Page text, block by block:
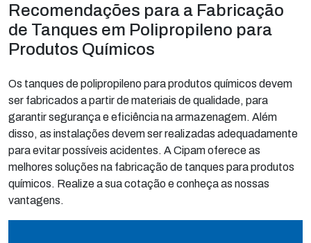
Recomendações para a Fabricação
de Tanques em Polipropileno para
Produtos Químicos
Os tanques de polipropileno para produtos químicos devem
ser fabricados a partir de materiais de qualidade, para
garantir segurança e eficiência na armazenagem. Além
disso, as instalações devem ser realizadas adequadamente
para evitar possíveis acidentes. A Cipam oferece as
melhores soluções na fabricação de tanques para produtos
químicos. Realize a sua cotação e conheça as nossas
vantagens.